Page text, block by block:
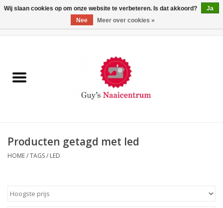
Machines
Paspoppen
Producten getagd met led
HOME/TAGS/ LED
Wij slaan cookies op om onze website te verbeteren. Is dat akkoord?
Ja
Nee
Meer over cookies »